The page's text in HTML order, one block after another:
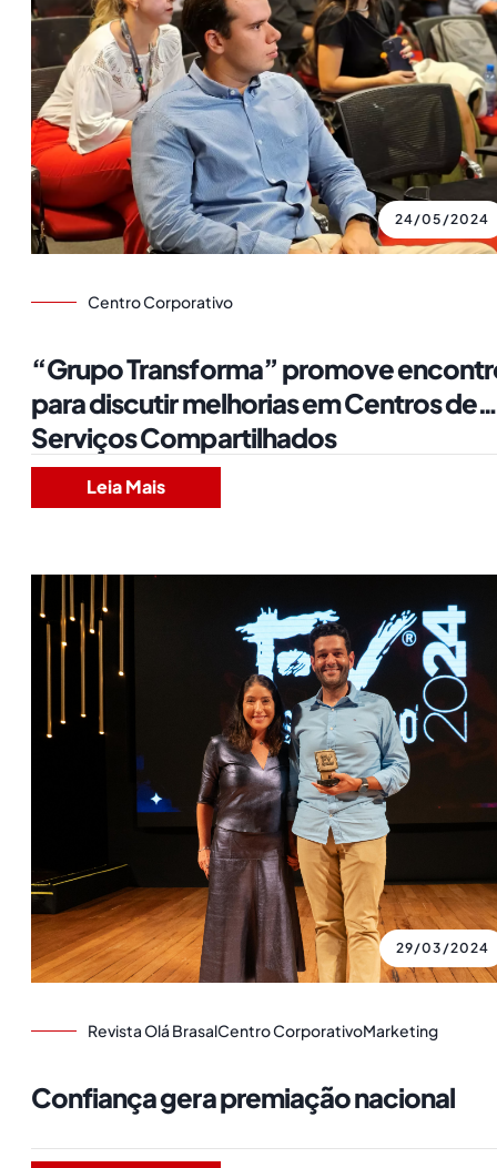
24/05/2024
Centro Corporativo
“Grupo Transforma” promove
para discutir melhorias em Centros de
Serviços Compartilhados
Leia Mais
29/03/2024
Revista Olá BrasalCentro CorporativoMarketing
Confiança gera premiação nacional